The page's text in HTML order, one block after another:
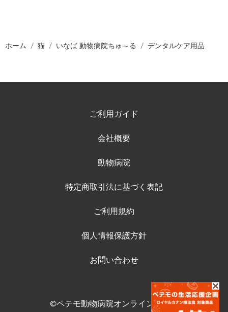
ホーム 猫 いなば 動物病院ちゅ～る デンタルケア用品
ご利用ガイド
会社概要
動物病院
特定商取引法に基づく表記
ご利用規約
個人情報保護方針
お問い合わせ
©ペテモ動物病院オンラインストア